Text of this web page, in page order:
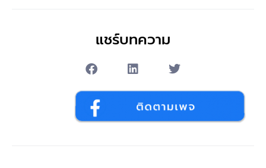
แชร์บทความ